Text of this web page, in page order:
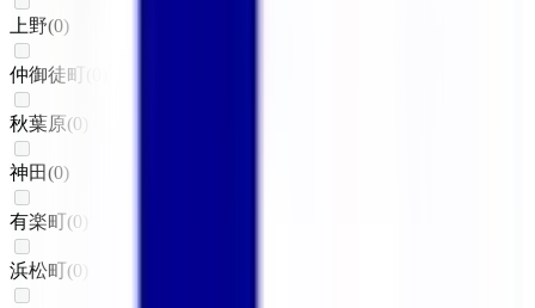
上野(0)
仲御徒町
秋葉原(0
神田(0)
有楽町(0
浜松町(0